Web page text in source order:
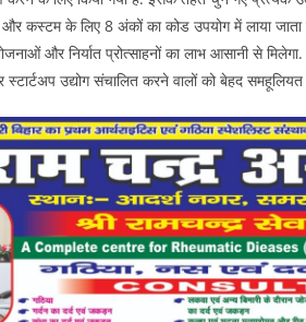
कस्टम के लिए 8 अंकों का कोड उपयोग में लाया
और निर्यात प्रोत्साहनों का लाभ आसानी से
उद्योग संचालित करने वालों को बेहद समहूलियत